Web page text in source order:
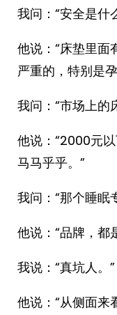
我问：“安全是什
他说：“床垫里面
严重的，特别是
我问：“市场上的
他说：“2000元
马马乎乎。”
我问：“那个睡眠
他说：“品牌，都
我说：“真坑人。”
他说：“从侧面来